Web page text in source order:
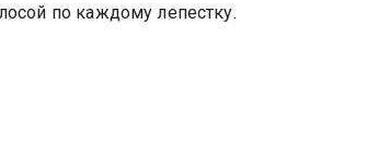
по каждому лепестку.